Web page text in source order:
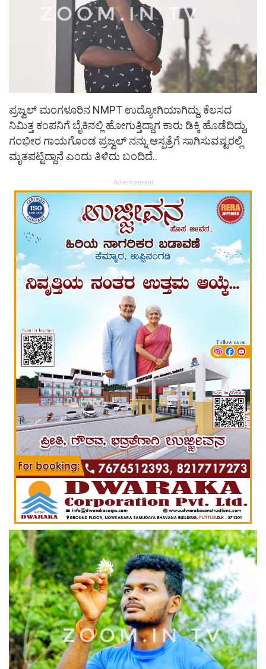
ಪ್ರಜ್ವಲ್ ಮಂಗಳೂರಿನ NMPT ಉದ್ಯೋಗಿಯಾಗಿದ್ದು, ಕೆಲಸದ
ನಿಮಿತ್ತ ಕಂಪನಿಗೆ ಬೈಕಿನಲ್ಲಿ ಹೋಗುತ್ತಿದ್ದಾಗ ಕಾರು ಡಿಕ್ಕಿ ಹೊಡೆದಿದ್ದು,
ಗಂಭೀರ ಗಾಯಗೊಂಡ ಪ್ರಜ್ವಲ್ ನನ್ನು ಆಸ್ಪತ್ರೆಗೆ ಸಾಗಿಸುವಷ್ಟರಲ್ಲಿ
ಮೃತಪಟ್ಟಿದ್ದಾನೆ ಎಂದು ತಿಳಿದು ಬಂದಿದೆ..
Advertisement